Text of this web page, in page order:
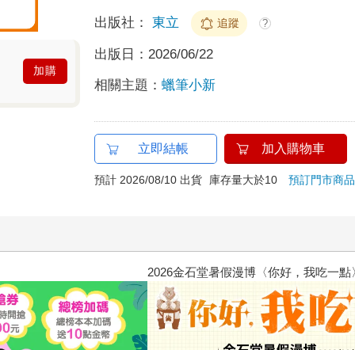
加購
出版社： 東立 追蹤 ?
出版日： 2026/06/22
相關主題：蠟筆小新
立即結帳 加入購物車
預計 2026/08/10 出貨 庫存量大於10預訂門市商品
知不覺間她竟成為我最親近 攻殼機動隊 (1995) 4K數位修復版